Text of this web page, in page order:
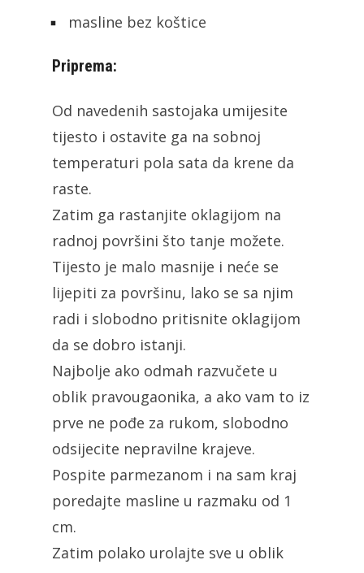
masline bez koštice
Priprema:
Od navedenih sastojaka umijesite
tijesto i ostavite ga na sobnoj
temperaturi pola sata da krene da
raste.
Zatim ga rastanjite oklagijom na
radnoj površini što tanje možete.
Tijesto je malo masnije i neće se
lijepiti za površinu, lako se sa njim
radi i slobodno pritisnite oklagijom
da se dobro istanji.
Najbolje ako odmah razvučete u
oblik pravougaonika, a ako vam to iz
prve ne pođe za rukom, slobodno
odsijecite nepravilne krajeve.
Pospite parmezanom i na sam kraj
poredajte masline u razmaku od 1
cm.
Zatim polako urolajte sve u oblik